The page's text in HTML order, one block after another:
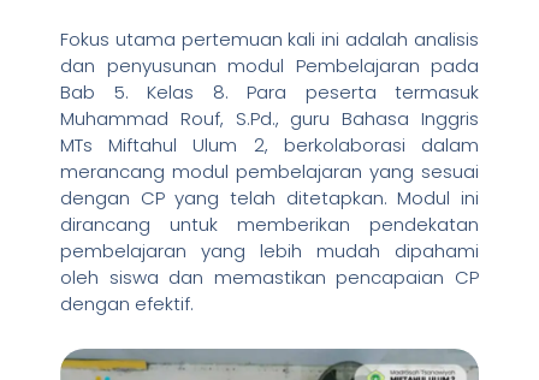
Fokus utama pertemuan kali ini adalah analisis
dan penyusunan modul Pembelajaran pada
Bab 5. Kelas 8. Para peserta termasuk
Muhammad Rouf, S.Pd., guru Bahasa Inggris
MTs Miftahul Ulum 2, berkolaborasi dalam
merancang modul pembelajaran yang sesuai
dengan CP yang telah ditetapkan. Modul ini
dirancang untuk memberikan pendekatan
pembelajaran yang lebih mudah dipahami
oleh siswa dan memastikan pencapaian CP
dengan efektif.